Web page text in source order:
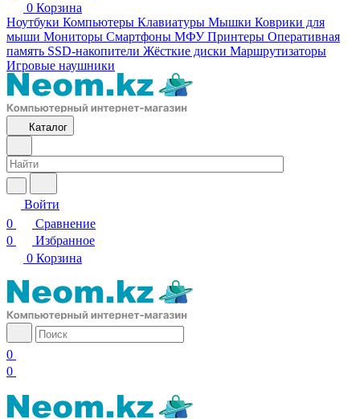
0 Корзина
Ноутбуки Компьютеры Клавиатуры Мышки Коврики для
мыши Мониторы Смартфоны МФУ Принтеры Оперативная
память SSD-накопители Жёсткие диски Маршрутизаторы
Игровые наушники
Каталог
Войти
0
Сравнение
0
Избранное
0 Корзина
0
0